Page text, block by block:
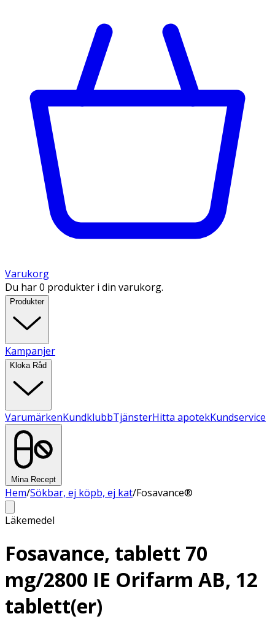
Varukorg
Du har 0 produkter i din varukorg.
Produkter
Kampanjer
Kloka Råd
VarumärkenKundklubbTjänsterHitta apotekKundservice
Mina Recept
Hem/Sökbar, ej köpb, ej kat/Fosavance®
Läkemedel
Fosavance, tablett 70
mg/2800 IE Orifarm AB, 12
tablett(er)